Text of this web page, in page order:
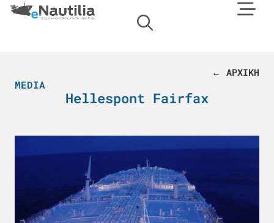
← ΑΡΧΙΚΗ
MEDIA
Hellespont Fairfax